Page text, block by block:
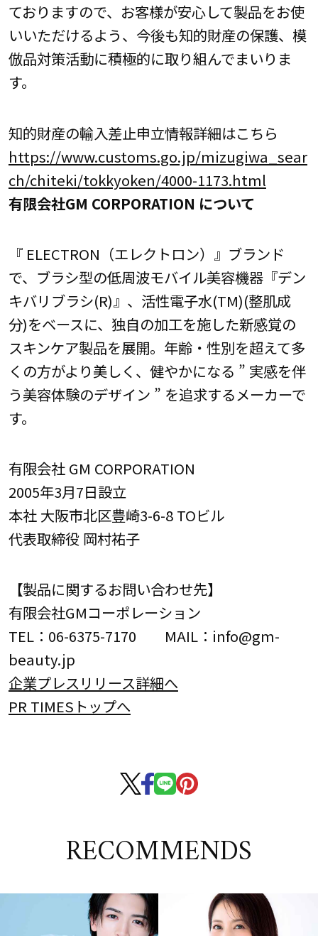
ておりますので、お客様が安心して製品をお使
いいただけるよう、今後も知的財産の保護、模
倣品対策活動に積極的に取り組んでまいりま
す。
知的財産の輸入差止申立情報詳細はこちら
https://www.customs.go.jp/mizugiwa_sear
ch/chiteki/tokkyoken/4000-1173.html
有限会社GM CORPORATION について
『 ELECTRON（エレクトロン）』ブランド
で、ブラシ型の低周波モバイル美容機器『デン
キバリブラシ(R)』、活性電子水(TM)(整肌成
分)をベースに、独自の加工を施した新感覚の
スキンケア製品を展開。年齢・性別を超えて多
くの方がより美しく、健やかになる ” 実感を伴
う美容体験のデザイン ” を追求するメーカーで
す。
有限会社 GM CORPORATION
2005年3月7日設立
本社 大阪市北区豊崎3-6-8 TOビル
代表取締役 岡村祐子
【製品に関するお問い合わせ先】
有限会社GMコーポレーション
TEL：06-6375-7170 MAIL：info@gm-
beauty.jp
企業プレスリリース詳細へ
PR TIMESトップへ
RECOMMENDS